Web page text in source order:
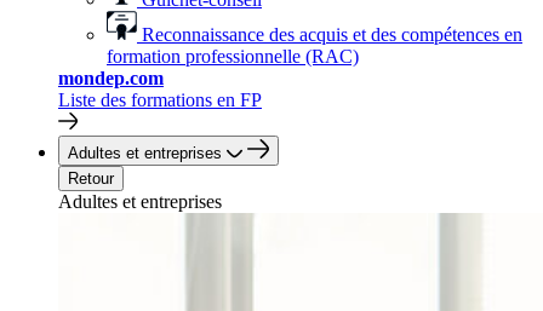
Reconnaissance des acquis et des compétences en
formation professionnelle (RAC)
mondep.com
Liste des formations en FP
Adultes et entreprises
Retour
Adultes et entreprises